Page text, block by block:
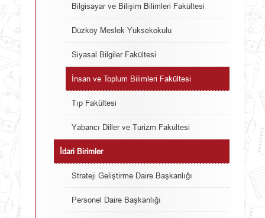
Bilgisayar ve Bilişim Bilimleri Fakültesi
Düzköy Meslek Yüksekokulu
Siyasal Bilgiler Fakültesi
İnsan ve Toplum Bilimleri Fakültesi
Tıp Fakültesi
Yabancı Diller ve Turizm Fakültesi
İdari Birimler
Strateji Geliştirme Daire Başkanlığı
Personel Daire Başkanlığı